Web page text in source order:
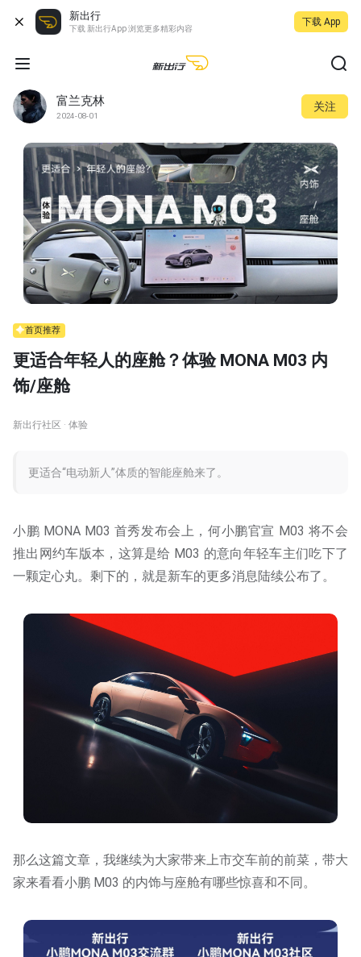
新出行
下载 新出行App 浏览更多精彩内容
下载 App
富兰克林
2024-08-01
关注
首页推荐
更适合年轻人的座舱？体验 MONA M03 内
饰/座舱
新出行社区 · 体验
更适合“电动新人”体质的智能座舱来了。
小鹏 MONA M03 首秀发布会上，何小鹏官宣 M03 将不会
推出网约车版本，这算是给 M03 的意向年轻车主们吃下了
一颗定心丸。剩下的，就是新车的更多消息陆续公布了。
那么这篇文章，我继续为大家带来上市交车前的前菜，带大
家来看看小鹏 M03 的内饰与座舱有哪些惊喜和不同。